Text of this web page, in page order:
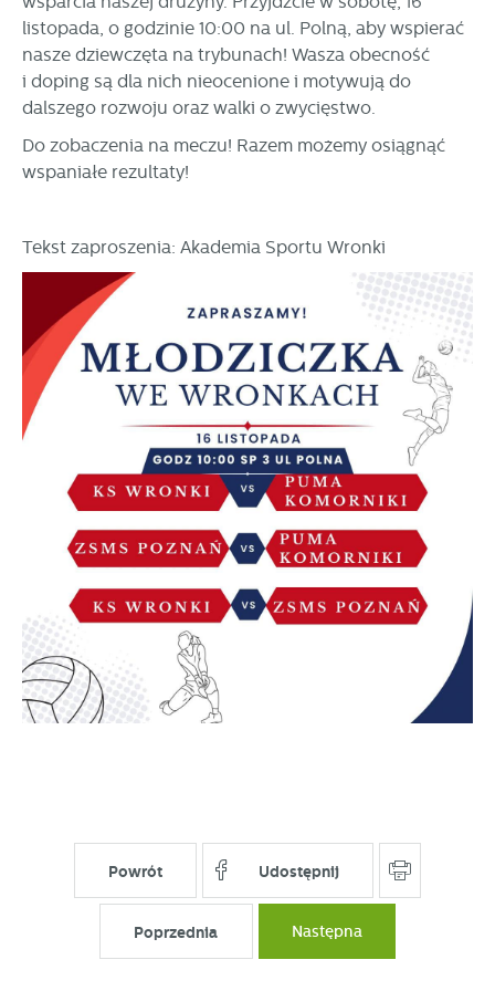
listopada, o godzinie 10:00 na ul. Polną, aby wspierać
nasze dziewczęta na trybunach! Wasza obecność
i doping są dla nich nieocenione i motywują do
dalszego rozwoju oraz walki o zwycięstwo.
Do zobaczenia na meczu! Razem możemy osiągnąć
wspaniałe rezultaty!
Tekst zaproszenia: Akademia Sportu Wronki
Powrót Udostępnij
Poprzednia Następna
stronach podmiotów trzecich lub firm będących naszymi
partnerami oraz innych dostawców usług. Firmy te działają
w charakterze pośredników prezentujących nasze treści w
postaci wiadomości, ofert, komunikatów mediów
społecznościowych.